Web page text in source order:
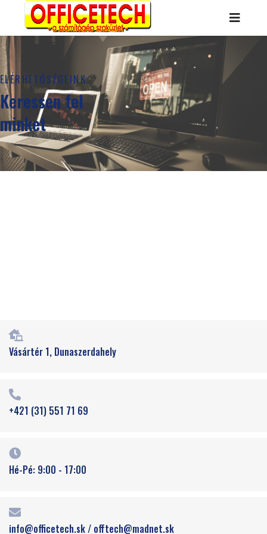
ELÉRHETŐSÉGEINK
Keressen fel
minket
Vásártér 1, Dunaszerdahely
+421 (31) 551 71 69
Hé-Pé: 9:00 - 17:00
info@officetech.sk / offtech@madnet.sk